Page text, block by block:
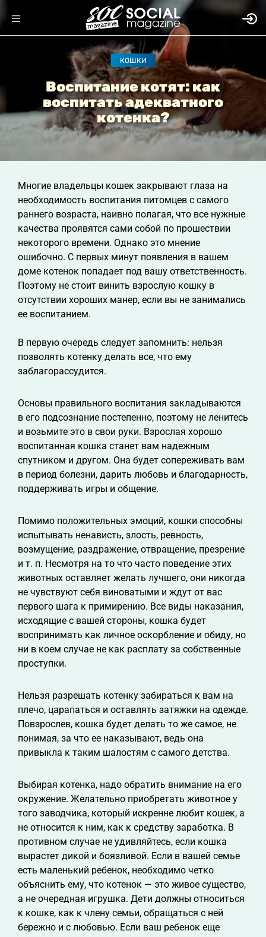
КОШКИ
Воспитание котят: как
воспитать адекватного
котенка?
Многие владельцы кошек закрывают глаза на
необходимость воспитания питомцев с самого
раннего возраста, наивно полагая, что все нужные
качества проявятся сами собой по прошествии
некоторого времени. Однако это мнение
ошибочно. С первых минут появления в вашем
доме котенок попадает под вашу ответственность.
Поэтому не стоит винить взрослую кошку в
отсутствии хороших манер, если вы не занимались
ее воспитанием.
В первую очередь следует запомнить: нельзя
позволять котенку делать все, что ему
заблагорассудится.
Основы правильного воспитания закладываются
в его подсознание постепенно, поэтому не ленитесь
и возьмите это в свои руки. Взрослая хорошо
воспитанная кошка станет вам надежным
спутником и другом. Она будет сопереживать вам
в период болезни, дарить любовь и благодарность,
поддерживать игры и общение.
Помимо положительных эмоций, кошки способны
испытывать ненависть, злость, ревность,
возмущение, раздражение, отвращение, презрение
и т. п. Несмотря на то что часто поведение этих
животных оставляет желать лучшего, они никогда
не чувствуют себя виноватыми и ждут от вас
первого шага к примирению. Все виды наказания,
исходящие с вашей стороны, кошка будет
воспринимать как личное оскорбление и обиду, но
ни в коем случае не как расплату за собственные
проступки.
Нельзя разрешать котенку забираться к вам на
плечо, царапаться и оставлять затяжки на одежде.
Повзрослев, кошка будет делать то же самое, не
понимая, за что ее наказывают, ведь она
привыкла к таким шалостям с самого детства.
Выбирая котенка, надо обратить внимание на его
окружение. Желательно приобретать животное у
того заводчика, который искренне любит кошек, а
не относится к ним, как к средству заработка. В
противном случае не удивляйтесь, если кошка
вырастет дикой и боязливой. Если в вашей семье
есть маленький ребенок, необходимо четко
объяснить ему, что котенок — это живое существо,
а не очередная игрушка. Дети должны относиться
к кошке, как к члену семьи, обращаться с ней
бережно и с любовью. Если ваш ребенок еще